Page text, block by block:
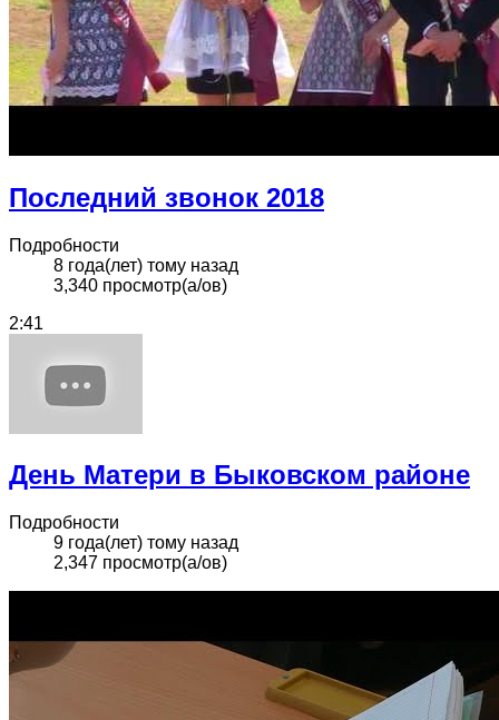
Последний звонок 2018
Подробности
8 года(лет) тому назад
3,340 просмотр(а/ов)
2:41
День Матери в Быковском районе
Подробности
9 года(лет) тому назад
2,347 просмотр(а/ов)